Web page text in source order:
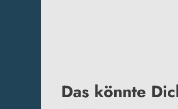
Das könnte